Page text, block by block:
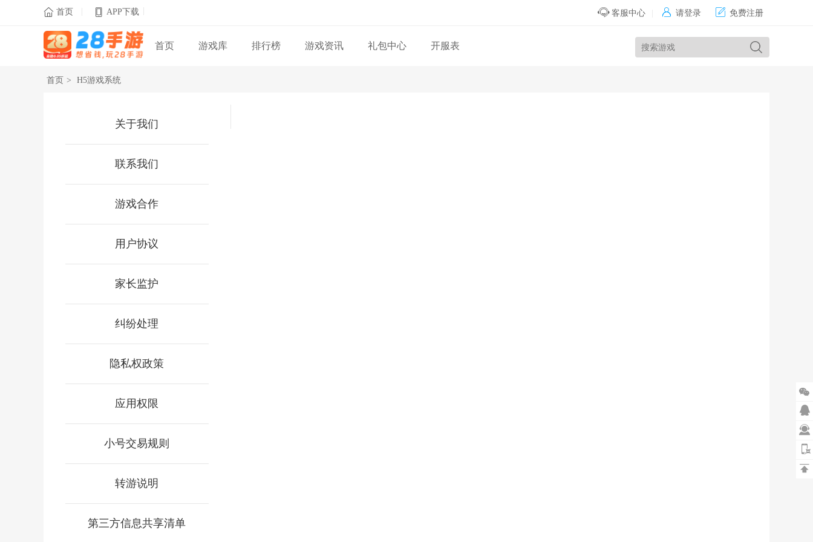
 首页 APP下载 客服中心  请登录  免费注册
首页 游戏库 排行榜 游戏资讯 礼包中心 开服表
首页 > H5游戏系统
关于我们
联系我们
游戏合作
用户协议
家长监护
纠纷处理
隐私权政策
应用权限
小号交易规则
转游说明
第三方信息共享清单




